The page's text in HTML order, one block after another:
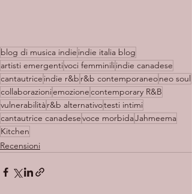
blog di musica indie indie italia blog
artisti emergentivoci femminiliindie canadese
cantautrice indie r&b r&b contemporaneoneo soul
collaborazioniemozionecontemporary R&B
vulnerabilitàr&b alternativotesti intimi
cantautrice canadesevoce morbidaJahmeema
Kitchen
Recensioni